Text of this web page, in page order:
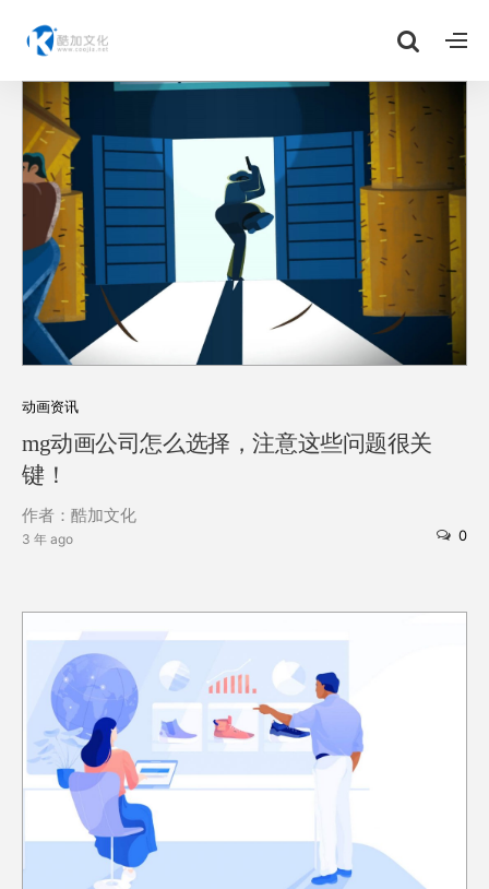
动画资讯
mg动画公司怎么选择，注意这些问题很关
键！
作者：酷加文化
3 年 ago 0